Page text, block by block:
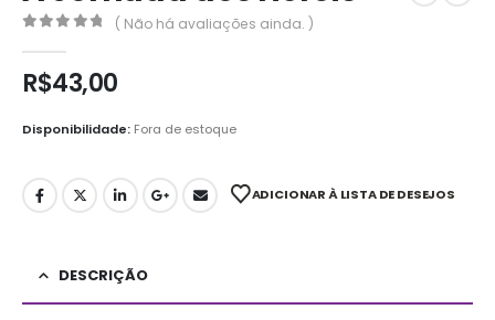
( Não há avaliações ainda. )
R$43,00
Disponibilidade: Fora de estoque
ADICIONAR À LISTA DE DESEJOS
DESCRIÇÃO